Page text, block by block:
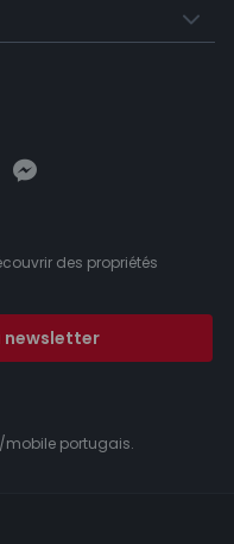
des propriétés
newsletter
mobile portugais.